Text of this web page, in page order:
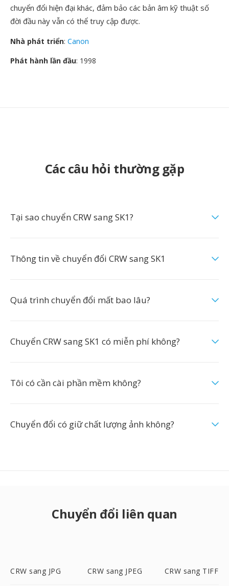
chuyển đổi hiện đại khác, đảm bảo các bản âm kỹ thuật số
đời đầu này vẫn có thể truy cập được.
Nhà phát triển: Canon
Phát hành lần đầu: 1998
Các câu hỏi thường gặp
Tại sao chuyển CRW sang SK1?
Thông tin về chuyển đổi CRW sang SK1
Quá trình chuyển đổi mất bao lâu?
Chuyển CRW sang SK1 có miễn phí không?
Tôi có cần cài phần mềm không?
Chuyển đổi có giữ chất lượng ảnh không?
Chuyển đổi liên quan
CRW sang JPG CRW sang JPEG CRW sang TIFF